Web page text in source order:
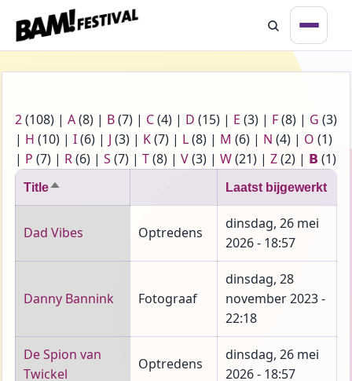
Overslaan en naar de inhoud gaan
Zoeken
Open
2(108) | A(8) | B(7) | C(4) | D (15) | E (3) | F(8) | G (3)
| H (10) | I(6) | J (3) | K(7) | L(8) | M (6) | N (4) | O (1)
| P (7) | R(6) | S (7) | T(8) | V(3) | W(21) | Z(2) | 𝗕 (1)
TitleAflopend sorteren Laatst bijgewerkt
Dad Vibes Optredens
dinsdag, 26 mei
2026 - 18:57
Danny Bannink Fotograaf
dinsdag, 28
november 2023 -
22:18
De Spion van
Twickel
Optredens
dinsdag, 26 mei
2026 - 18:57